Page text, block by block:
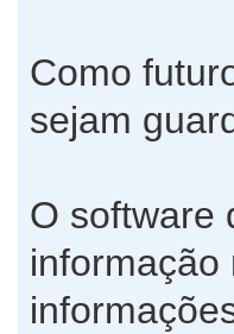
Como
sejam
O software